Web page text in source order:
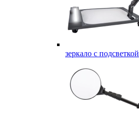
зеркало с подсветкой